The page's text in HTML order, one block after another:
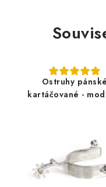
Ostruhy pánské
kartáčované -